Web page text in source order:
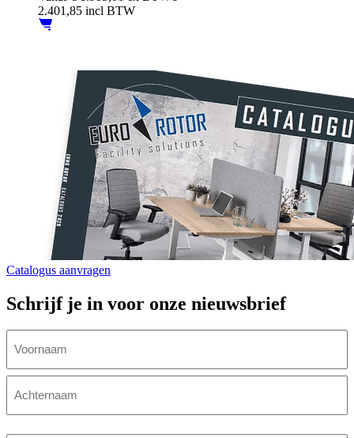
2.401,85 incl BTW
Catalogus aanvragen
Schrijf je in voor onze nieuwsbrief
Voornaam